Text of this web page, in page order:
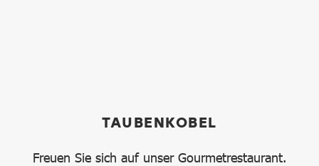
TAUBENKOBEL
Freuen Sie sich auf unser Gourmetrestaurant.